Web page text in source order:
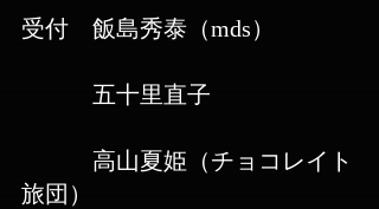
受付　飯島秀泰（mds）
五十里直子
高山夏姫（チョコレイト
旅団）